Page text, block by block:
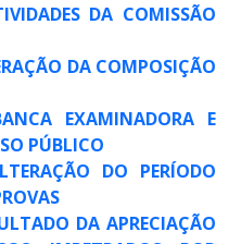
DA COMISSÃO
DA COMPOSIÇÃO
EXAMINADORA E
PÚBLICO
DO PERÍODO
DA APRECIAÇÃO